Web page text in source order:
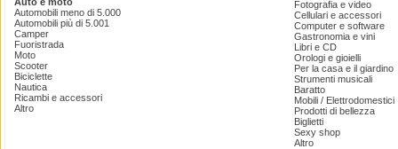
Automobili meno di 5.000
Automobili più di 5.001
Camper
Fuoristrada
Moto
Scooter
Biciclette
Nautica
Ricambi e accessori
Altro
Fotografia e video
Cellulari e accessori
Computer e software
Gastronomia e vini
Libri e CD
Orologi e gioielli
Per la casa e il giardino
Strumenti musicali
Baratto
Mobili / Elettrodomestici
Prodotti di bellezza
Biglietti
Sexy shop
Altro